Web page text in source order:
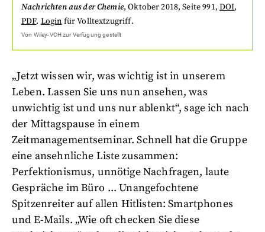
Nachrichten aus der Chemie,Oktober 2018, Seite 991, DOI,
PDF. Login für Volltextzugriff.
Von Wiley-VCHzur Verfügung gestellt
„Jetzt wissen wir, was wichtig ist in unserem
Leben. Lassen Sie uns nun ansehen, was
unwichtig ist und uns nur ablenkt“, sage ich nach
der Mittagspause in einem
Zeitmanagementseminar. Schnell hat die Gruppe
eine ansehnliche Liste zusammen:
Perfektionismus, unnötige Nachfragen, laute
Gespräche im Büro ... Unangefochtene
Spitzenreiter auf allen Hitlisten: Smartphones
und E-Mails. „Wie oft checken Sie diese